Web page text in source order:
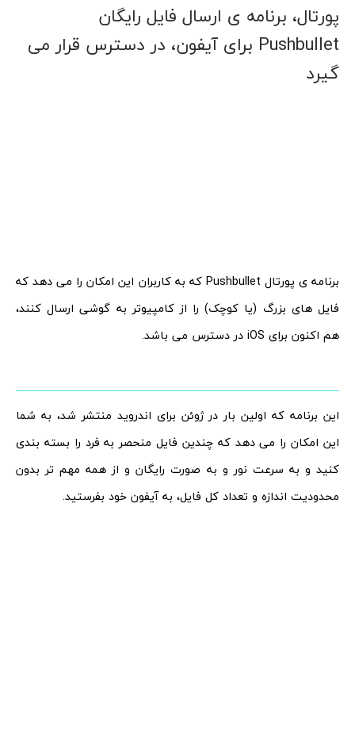
پورتال، برنامه ی ارسال فایل رایگان
Pushbullet برای آیفون، در دسترس قرار می
گیرد
برنامه ی پورتال Pushbullet که به کاربران این امکان را می دهد که
فایل های بزرگ (یا کوچک) را از کامپیوتر به گوشی ارسال کنند،
هم اکنون برای iOS در دسترس می باشد.
این برنامه که اولین بار در ژوئن برای اندروید منتشر شد، به شما
این امکان را می دهد که چندین فایل منحصر به فرد را بسته بندی
کنید و به سرعت نور و به صورت رایگان و از همه مهم تر بدون
محدودیت اندازه و تعداد کل فایل، به آیفون خود بفرستید.